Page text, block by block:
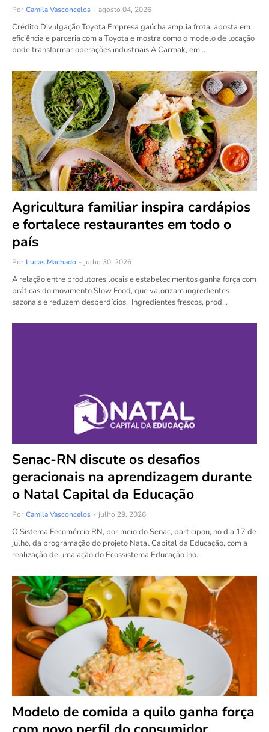
Por Camila Vasconcelos - agosto 04, 2026
Crédito Divulgação Toyota Empresa gaúcha amplia frota, aposta em
eficiência e parceria com a Toyota e mostra como o modelo de locação
pode transformar operações industriais A Carmak, em…
Agricultura familiar inspira cardápios
e fortalece restaurantes em todo o
país
Por Lucas Machado - julho 30, 2026
A relação entre produtores locais e estabelecimentos ganha força com
práticas do movimento Slow Food, que valorizam ingredientes
sazonais e reduzem desperdícios. Ingredientes frescos, prod…
Senac-RN discute os desafios
geracionais na aprendizagem durante
o Natal Capital da Educação
Por Camila Vasconcelos - julho 29, 2026
O Sistema Fecomércio RN, por meio do Senac, participou, no dia 17 de
julho, da programação do projeto Natal Capital da Educação, com a
realização de uma ação do Ecossistema Educação Ino…
Modelo de comida a quilo ganha força